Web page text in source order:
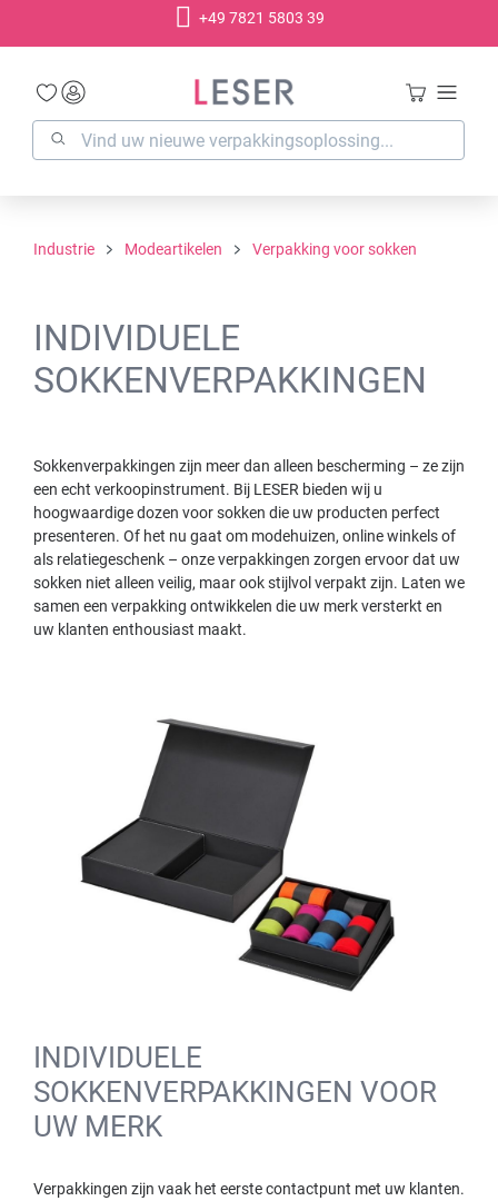
+49 7821 5803 39
Industrie Modeartikelen Verpakking voor sokken
INDIVIDUELE
SOKKENVERPAKKINGEN
Sokkenverpakkingen zijn meer dan alleen bescherming – ze zijn
een echt verkoopinstrument. Bij LESER bieden wij u
hoogwaardige dozen voor sokken die uw producten perfect
presenteren. Of het nu gaat om modehuizen, online winkels of
als relatiegeschenk – onze verpakkingen zorgen ervoor dat uw
sokken niet alleen veilig, maar ook stijlvol verpakt zijn. Laten we
samen een verpakking ontwikkelen die uw merk versterkt en
uw klanten enthousiast maakt.
INDIVIDUELE
SOKKENVERPAKKINGEN VOOR
UW MERK
Verpakkingen zijn vaak het eerste contactpunt met uw klanten.